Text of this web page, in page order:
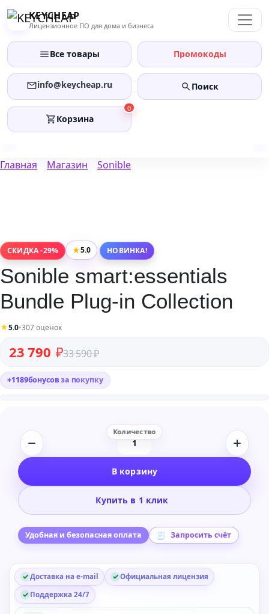
Перейти
KEYCHEAP
Лицензионное ПО для дома и бизнеса
Все товары Промокоды
info@keycheap.ru Поиск
0
Корзина
Главная Магазин Sonible
СКИДКА -29% ★5.0 НОВИНКА!
Sonible smart:essentials
Bundle Plug-in Collection
★5.0•307 оценок
33 590₽
Первоначальная цена составляла 33 590 ₽.
23 790 ₽
Текущая цена: 23 790 ₽.
+1189бонусовза покупку
Количество
Sonible
Bundle
in
В корзину
Купить в 1 клик
Удобная и безопасная оплата Запросить счёт
Доставка на e-mail
Официальная лицензия
Поддержка 24/7